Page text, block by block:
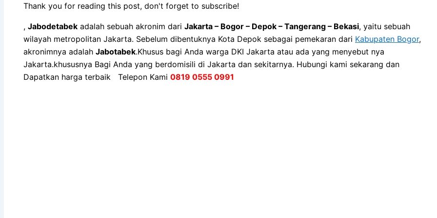
Thank you for reading this post, don't forget to subscribe!
, Jabodetabek adalah sebuah akronim dari Jakarta – Bogor – Depok – Tangerang – Bekasi, yaitu sebuah
wilayah metropolitan Jakarta. Sebelum dibentuknya Kota Depok sebagai pemekaran dari Kabupaten Bogor,
akronimnya adalah Jabotabek.Khusus bagi Anda warga DKI Jakarta atau ada yang menyebut nya
Jakarta.khususnya Bagi Anda yang berdomisili di Jakarta dan sekitarnya. Hubungi kami sekarang dan
Dapatkan harga terbaik Telepon Kami 0819 0555 0991